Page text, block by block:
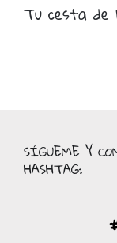
Tu cesta de
SÍGUEME Y
HASHTAG: